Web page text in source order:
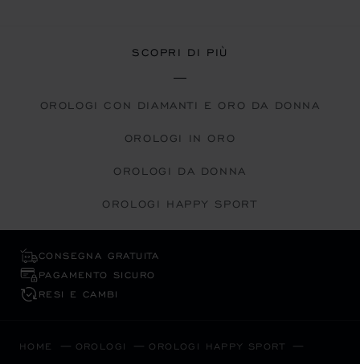
SCOPRI DI PIÙ
OROLOGI CON DIAMANTI E ORO DA DONNA
OROLOGI IN ORO
OROLOGI DA DONNA
OROLOGI HAPPY SPORT
CONSEGNA GRATUITA
PAGAMENTO SICURO
RESI E CAMBI
HOME OROLOGI OROLOGI HAPPY SPORT